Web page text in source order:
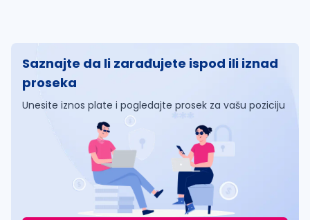
Saznajte da li zarađujete ispod ili iznad
proseka
Unesite iznos plate i pogledajte prosek za vašu poziciju